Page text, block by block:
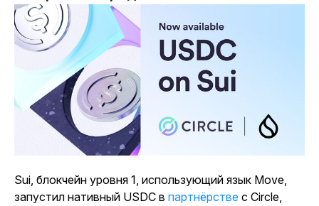
Sui, блокчейн уровня 1, использующий язык Move,
запустил нативный USDC в партнёрстве с Circle,